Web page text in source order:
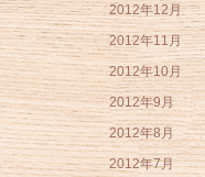
2012年12月
2012年11月
2012年10月
2012年9月
2012年8月
2012年7月